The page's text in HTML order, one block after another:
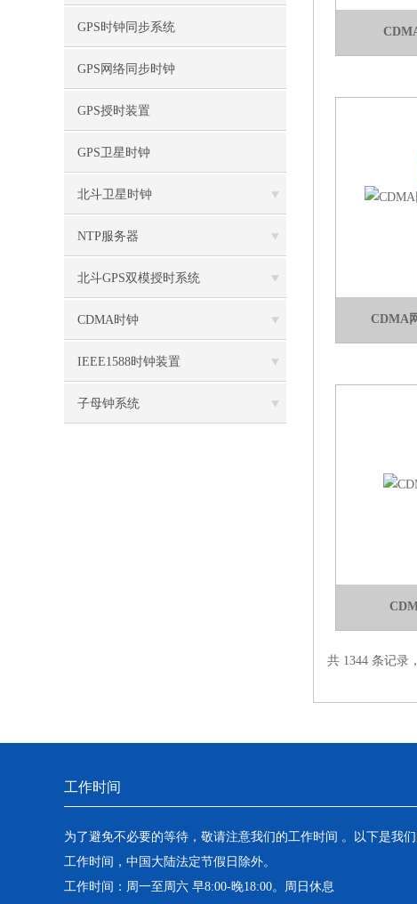
GPS时钟同步系统
GPS网络同步时钟
GPS授时装置
GPS卫星时钟
北斗卫星时钟
NTP服务器
北斗GPS双模授时系统
CDMA时钟
IEEE1588时钟装置
子母钟系统
CDMA
共 1344 条记录
工作时间
为了避免不必要的等待，敬请注意我们的工作时间 。以下是我
工作时间，中国大陆法定节假日除外。
工作时间：周一至周六 早8:00-晚18:00。周日休息